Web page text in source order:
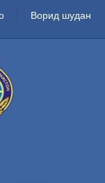
Ворид шудан